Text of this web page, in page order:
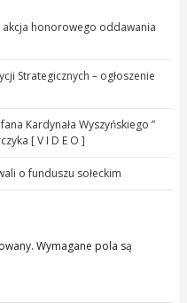
akcja honorowego oddawania
Strategicznych – ogłoszenie
Kardynała Wyszyńskiego ”
[ V I D E O ]
o funduszu sołeckim
Wymagane pola są